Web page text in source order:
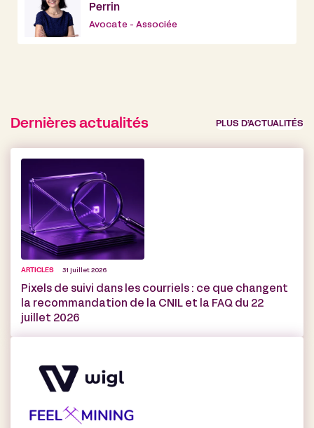
Perrin
Avocate - Associée
Dernières actualités PLUS D’ACTUALITÉS
ARTICLES 31 juillet 2026
Pixels de suivi dans les courriels : ce que changent
la recommandation de la CNIL et la FAQ du 22
juillet 2026